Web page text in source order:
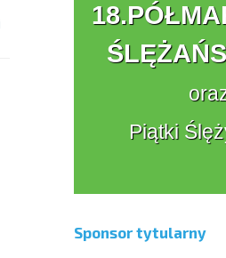
Piątki
Sponsor tytularny